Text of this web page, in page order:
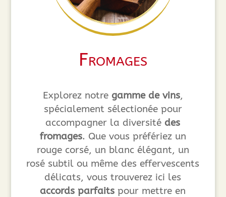
Fromages
Explorez notre gamme de vins,
spécialement sélectionée pour
accompagner la diversité des
fromages. Que vous préfériez un
rouge corsé, un blanc élégant, un
rosé subtil ou même des effervescents
délicats, vous trouverez ici les
accords parfaits pour mettre en